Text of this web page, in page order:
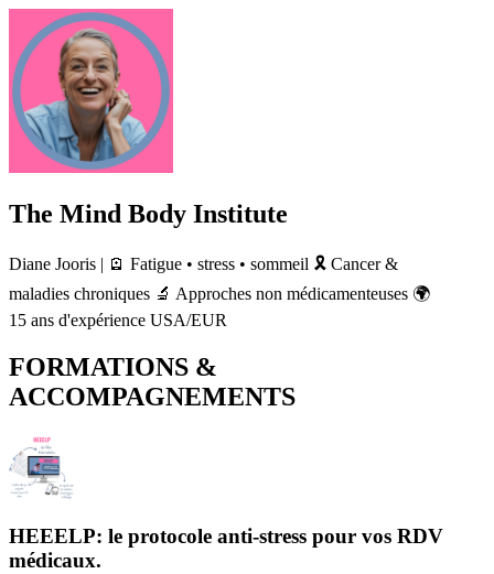
The Mind Body Institute
Diane Jooris | 🪫 Fatigue • stress • sommeil 🎗️ Cancer &
maladies chroniques 🔬 Approches non médicamenteuses 🌍
15 ans d'expérience USA/EUR
FORMATIONS &
ACCOMPAGNEMENTS
HEEELP: le protocole anti-stress pour vos RDV
médicaux.